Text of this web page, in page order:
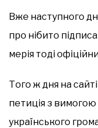
Вже наступного
про нібито
мерія тоді
Того ж дня на
петиція з
українського